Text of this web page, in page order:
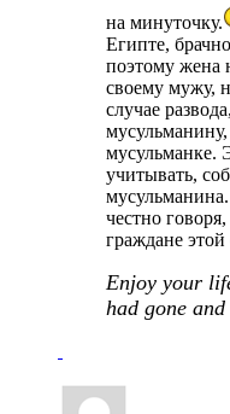
на минуточку.
Египте,
поэтому жена
своему мужу,
случае
мусульманке.
учитывать,
честно
граждане
Enjoy your
had gone